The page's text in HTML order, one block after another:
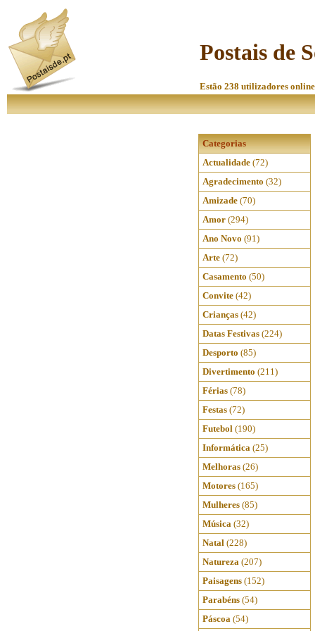
Postais de
Estão 238 utilizadores
Categorias
Actualidade (72)
Agradecimento (32)
Amizade (70)
Amor (294)
Ano Novo (91)
Arte (72)
Casamento (50)
Convite (42)
Crianças (42)
Datas Festivas (224)
Desporto (85)
Divertimento (211)
Férias (78)
Festas (72)
Futebol (190)
Informática (25)
Melhoras (26)
Motores (165)
Mulheres (85)
Música (32)
Natal (228)
Natureza (207)
Paisagens (152)
Parabéns (54)
Páscoa (54)